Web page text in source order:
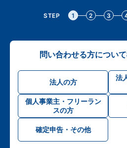
STEP 1 2 3
問い合わせる方につい
法人の方
法
個人事業主・フリーラン
スの方
確定申告・その他